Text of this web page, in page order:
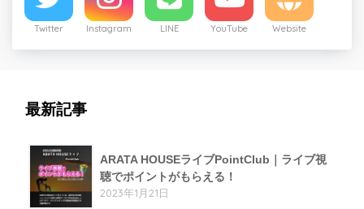
Twitter Instagram LINE YouTube Website
最新記事
ARATA HOUSEライブPointClub｜ライブ視
聴でポイントがもらえる！
2023年1月21日